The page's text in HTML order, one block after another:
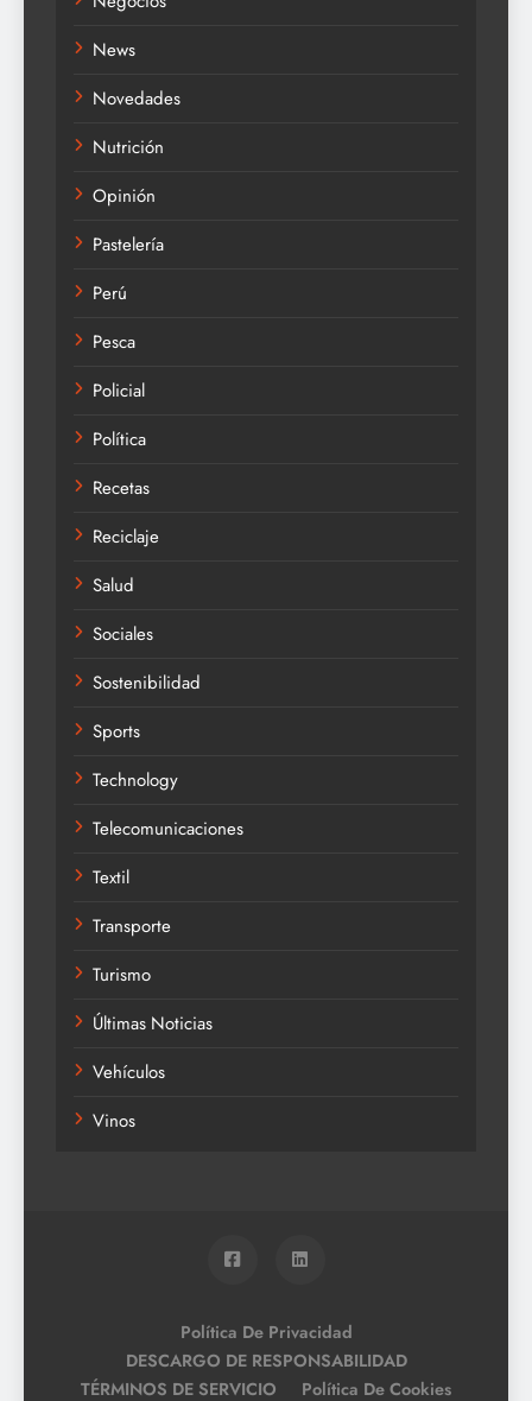
News
Novedades
Nutrición
Opinión
Pastelería
Perú
Pesca
Policial
Política
Recetas
Reciclaje
Salud
Sociales
Sostenibilidad
Sports
Technology
Telecomunicaciones
Textil
Transporte
Turismo
Últimas Noticias
Vehículos
Vinos
Política De Privacidad
DESCARGO DE RESPONSABILIDAD
TÉRMINOS DE SERVICIO
Política De Cookies